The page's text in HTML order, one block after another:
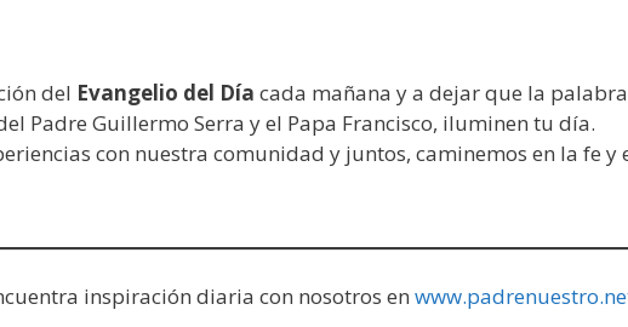
del Evangelio del Día cada mañana y a dejar que la palabra
Padre Guillermo Serra y el Papa Francisco, iluminen tu día.
con nuestra comunidad y juntos, caminemos en la fe y
inspiración diaria con nosotros en